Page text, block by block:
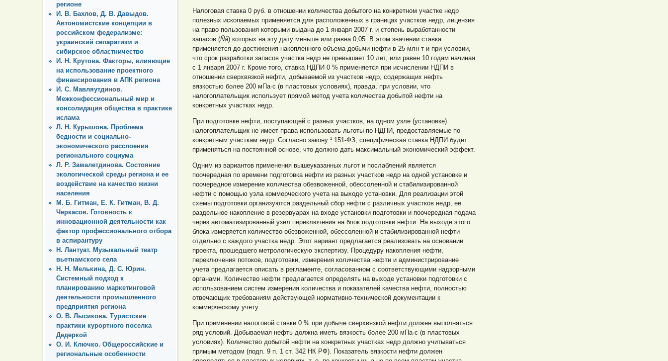
регионе
И. В. Бахлов, Д. В. Давыдов.
Автономистские концепции в
российском федерализме:
украинский сепаратизм и
сибирское областничество
И. Н. Крутова. Факторы, влияющие
на использование проектного
финансирования в АПК региона
И. С. Мавляутдинов.
Межконфессиональный мир и
консолидация общества в практике
ислама
Л. Н. Курышова. Проблема
бедности и социально-
экономического расслоения
регионального социума
Л. Р. Замалетдинова. Состояние
экологической среды региона и ее
воздействие на качество жизни
населения
М. Б. Гитман, Е. К. Гитман, В. Д.
Черкасов. Готовность к
инновационной деятельности как
фактор профессионального отбора
в аспирантуру
Н. Лантуат. Музыкальный театр
вьетнамского села
Н. Н. Мелькина, Д. С. Юрин.
Системный подход к
планированию маркетинговой
деятельности промышленного
предприятия региона
О. В. Лысикова. Туристские
практики курортного поселка
Дедеркой
О. И. Ключко. Общероссийские и
региональные особенности
Налоговая ставка 0 руб. в отношении количества добытого на конкретном участке недр
полезных ископаемых применяется для расположенных в границах участков недр, лицензия
на право пользования которыми выдана до 1 января 2007 г. и степень выработанности
запасов (Ñâ) которых на эту дату меньше или равна 0,05. В этом значении ставка
применяется до достижения накопленного объема добычи нефти в 25 млн т и при условии,
что срок разработки запасов участка недр не превышает 10 лет, или равен 10 годам начиная
с 1 января 2007 г. Кроме того, ставка НДПИ 0 % применяется при исчислении НДПИ в
отношении сверхвязкой нефти, добываемой из участков недр, содержащих нефть
вязкостью более 200 мПа∙с (в пластовых условиях), правда, при условии, что
налогоплательщик использует прямой метод учета количества добытой нефти на
конкретных участках недр.
При подготовке нефти, поступающей с разных участков, на одном узле (установке)
налогоплательщик не имеет права использовать льготы по НДПИ, предоставляемые по
конкретным участкам недр. Согласно закону ¹ 151-ФЗ, специфическая ставка НДПИ будет
применяться на постоянной основе, что должно дать максимальный экономический эффект.
Одним из вариантов применения вышеуказанных льгот и послаблений является
поочередная по времени подготовка нефти из разных участков недр на одной установке и
поочередное измерение количества обезвоженной, обессоленной и стабилизированной
нефти с помощью узла коммерческого учета на выходе установки. Для реализации этой
схемы подготовки организуются раздельный сбор нефти с различных участков недр, ее
раздельное накопление в резервуарах на входе установки подготовки и поочередная подача
через автоматизированный узел переключения на блок подготовки нефти. На выходе этого
блока измеряется количество обезвоженной, обессоленной и стабилизированной нефти
отдельно с каждого участка недр. Этот вариант предлагается реализовать на основании
проекта, прошедшего метрологическую экспертизу. Процедуру накопления нефти,
переключения потоков, подготовки, измерения количества нефти и администрирование
учета предлагается описать в регламенте, согласованном с соответствующими надзорными
органами. Количество нефти предлагается определять на выходе установки подготовки с
использованием систем измерения количества и показателей качества нефти, полностью
отвечающих требованиям действующей нормативно-технической документации к
коммерческому учету.
При применении налоговой ставки 0 % при добыче сверхвязкой нефти должен выполняться
ряд условий. Добываемая нефть должна иметь вязкость более 200 мПа∙с (в пластовых
условиях). Количество добытой нефти на конкретных участках недр должно учитываться
прямым методом (подп. 9 п. 1 ст. 342 НК РФ). Показатель вязкости нефти должен